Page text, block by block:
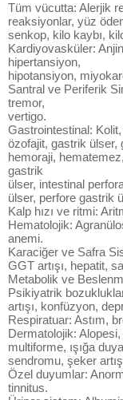
Tüm vücutta: Alerjik
reaksiyonlar, yüz
senkop, kilo kaybı,
Kardiyovasküler:
hipertansiyon,
hipotansiyon,
Santral ve Periferik
tremor,
vertigo.
Gastrointestinal:
özofajit, gastrik ülser,
hemoraji,
gastrik
ülser, intestinal
ülser, perfore gastrik
Kalp hızı ve ritmi:
Hematolojik:
anemi.
Karaciğer ve Safra
GGT artışı, hepatit,
Metabolik ve
Psikiyatrik
artışı, konfüzyon,
Respiratuar: Astım,
Dermatolojik:
multiforme, ışığa
sendromu, şeker
Özel duyumlar:
tinnitus.